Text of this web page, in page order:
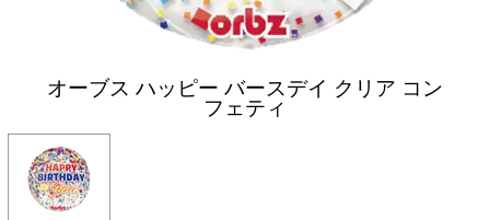
オーブス ハッピー バースデイ クリア コン
フェティ